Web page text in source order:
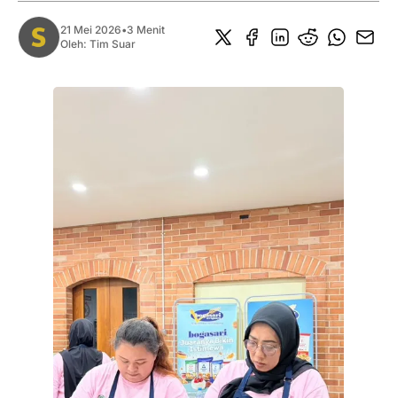
21 Mei 2026•3 Menit
Oleh: Tim Suar